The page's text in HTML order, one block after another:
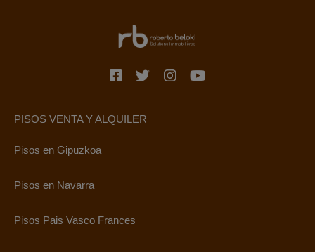
PISOS VENTA Y ALQUILER
Pisos en Gipuzkoa
Pisos en Navarra
Pisos Pais Vasco Frances